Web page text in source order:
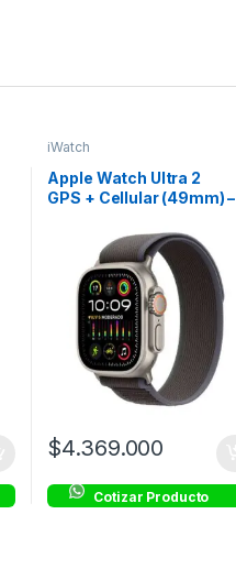
iWatch
Apple Watch Ultra 2
GPS + Cellular (49mm) –
Trail Azul/Negra –
Talla M/L
$4.369.000
Cotizar Producto